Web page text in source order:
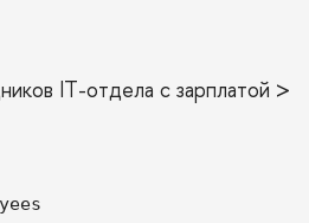
IT-отдела с зарплатой >